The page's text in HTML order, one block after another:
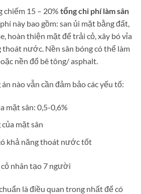
15 – 20% tổng chi phí làm sân
này bao gồm: san ủi mặt bằng đất,
hoàn thiện mặt để trải cỏ, xây bó vỉa
nước. Nền sân bóng có thể làm
nền đổ bê tông/ asphalt.
nào vẫn cần đảm bảo các yếu tố:
mặt sân: 0,5-0,6%
mặt sân
khả năng thoát nước tốt
là điều quan trong nhất để có